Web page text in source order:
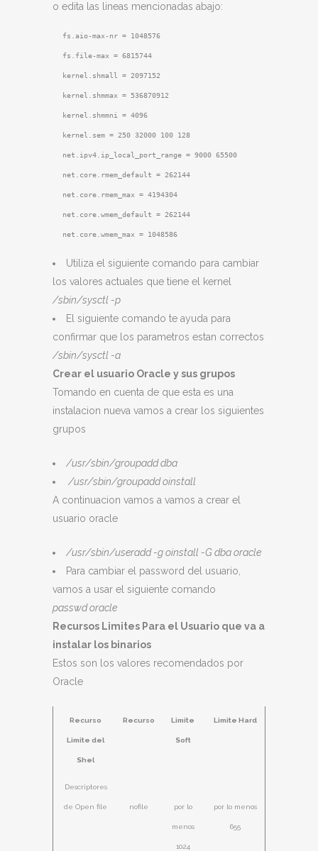
o edita las lineas mencionadas abajo:
fs.aio-max-nr = 1048576
fs.file-max = 6815744
kernel.shmall = 2097152
kernel.shmmax = 536870912
kernel.shmmni = 4096
kernel.sem = 250 32000 100 128
net.ipv4.ip_local_port_range = 9000 65500
net.core.rmem_default = 262144
net.core.rmem_max = 4194304
net.core.wmem_default = 262144
net.core.wmem_max = 1048586
Utiliza el siguiente comando para cambiar
los valores actuales que tiene el kernel
/sbin/sysctl -p
El siguiente comando te ayuda para
confirmar que los parametros estan correctos
/sbin/sysctl -a
Crear el usuario Oracle y sus grupos
Tomando en cuenta de que esta es una
instalacion nueva vamos a crear los siguientes
grupos
/usr/sbin/groupadd dba
/usr/sbin/groupadd oinstall
A continuacion vamos a vamos a crear el
usuario oracle
/usr/sbin/useradd -g oinstall -G dba oracle
Para cambiar el password del usuario,
vamos a usar el siguiente comando
passwd oracle
Recursos Limites Para el Usuario que va a
instalar los binarios
Estos son los valores recomendados por
Oracle
Recurso
Limite del
Shel
Recurso Limite
Soft
Limite Hard
Descriptores
de Open file nofile por lo
menos
1024
por lo menos
655